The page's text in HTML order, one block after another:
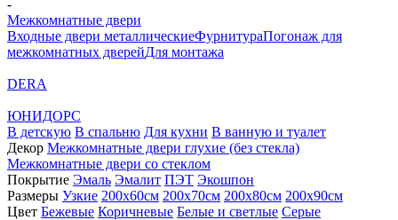
-
Межкомнатные двери
Входные двери металлическиеФурнитураПогонаж для
межкомнатных дверейДля монтажа
DERA
ЮНИДОРС
В детскую В спальню Для кухни В ванную и туалет
Декор Межкомнатные двери глухие (без стекла)
Межкомнатные двери со стеклом
Покрытие Эмаль Эмалит ПЭТ Экошпон
Размеры Узкие 200x60см 200x70см 200х80см 200х90см
Цвет Бежевые Коричневые Белые и светлые Серые